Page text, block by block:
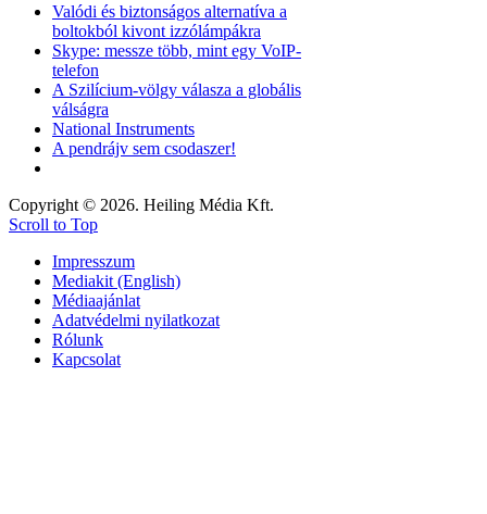
Valódi és biztonságos alternatíva a
boltokból kivont izzólámpákra
Skype: messze több, mint egy VoIP-
telefon
A Szilícium-völgy válasza a globális
válságra
National Instruments
A pendrájv sem csodaszer!
Copyright © 2026. Heiling Média Kft.
Scroll to Top
Impresszum
Mediakit (English)
Médiaajánlat
Adatvédelmi nyilatkozat
Rólunk
Kapcsolat